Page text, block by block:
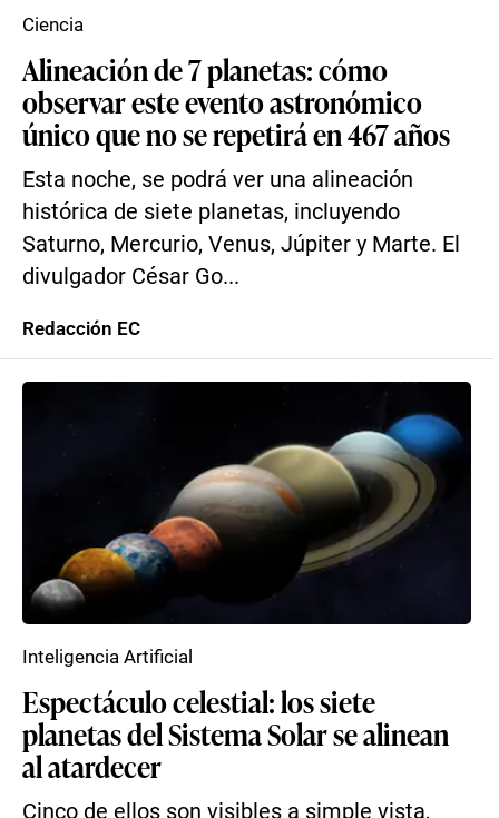
Alineación de 7 planetas: cómo
observar este evento astronómico
único que no se repetirá en 467 años
Esta noche, se podrá ver una alineación
histórica de siete planetas, incluyendo
Saturno, Mercurio, Venus, Júpiter y Marte. El
divulgador César Go...
Ciencia
Redacción EC
Espectáculo celestial: los siete
planetas del Sistema Solar se alinean
al atardecer
Cinco de ellos son visibles a simple vista,
Inteligencia Artificial